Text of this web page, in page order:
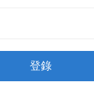
登錄